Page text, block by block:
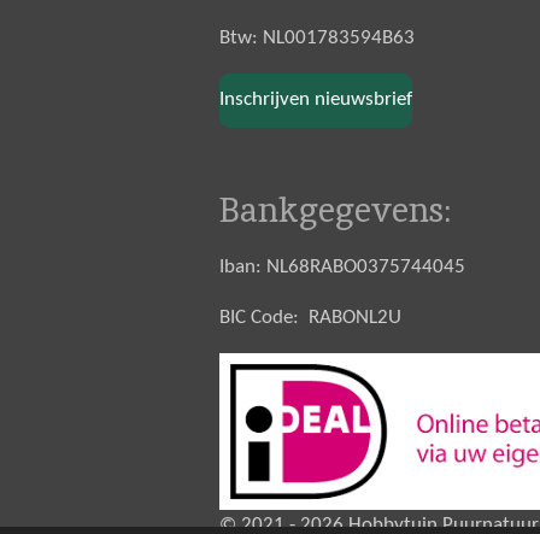
Btw: NL001783594B63
Inschrijven nieuwsbrief
Bankgegevens:
Iban: NL68RABO0375744045
BIC Code: RABONL2U
© 2021 - 2026 Hobbytuin Puurnatuur